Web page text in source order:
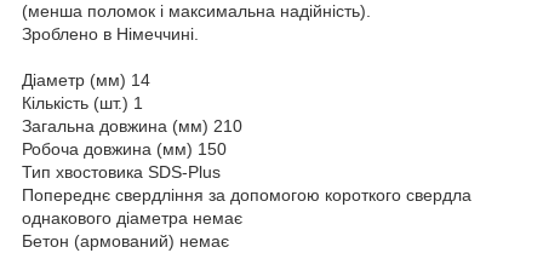
(менша поломок і максимальна надійність).
Зроблено в Німеччині.
Діаметр (мм) 14
Кількість (шт.) 1
Загальна довжина (мм) 210
Робоча довжина (мм) 150
Тип хвостовика SDS-Plus
Попереднє свердління за допомогою короткого свердла
однакового діаметра немає
Бетон (армований) немає